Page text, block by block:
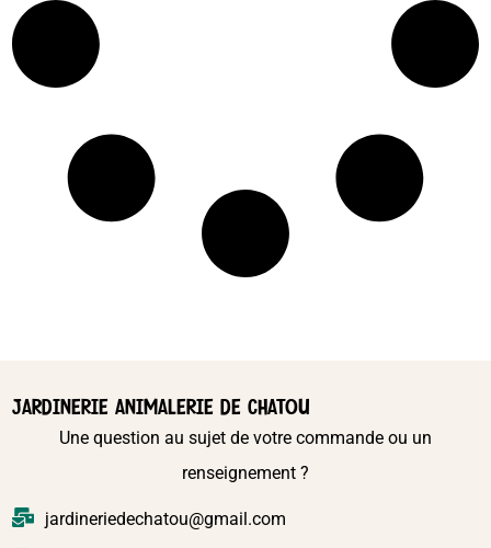
JARDINERIE ANIMALERIE DE CHATOU
Une question au sujet de votre commande ou un
renseignement ?
jardineriedechatou@gmail.com